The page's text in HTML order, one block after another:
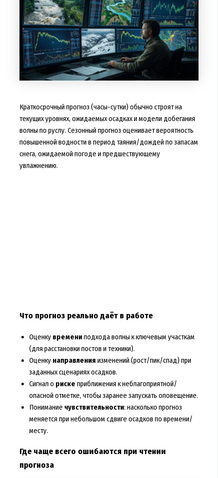
Краткосрочный прогноз (часы-сутки) обычно строят на
текущих уровнях, ожидаемых осадках и модели добегания
волны по руслу. Сезонный прогноз оценивает вероятность
повышенной водности в период таяния/дождей по запасам
снега, ожидаемой погоде и предшествующему
увлажнению.
Что прогноз реально даёт в работе
Оценку времениподхода волны к ключевым участкам
(для расстановки постов и техники).
Оценку направления изменений (рост/пик/спад) при
заданных сценариях осадков.
Сигнал о риске приближения к неблагоприятной/
опасной отметке, чтобы заранее запускать оповещение.
Понимание чувствительности: насколько прогноз
меняется при небольшом сдвиге осадков по времени/
месту.
Где чаще всего ошибаются при чтении
прогноза